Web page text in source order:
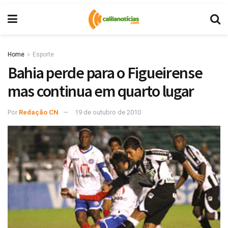
Home Esporte
Bahia perde para o Figueirense
mas continua em quarto lugar
Por Redação CN 19 de outubro de 2010